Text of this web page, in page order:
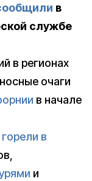
в
службе
в регионах
очаги
в начале
горели в
и